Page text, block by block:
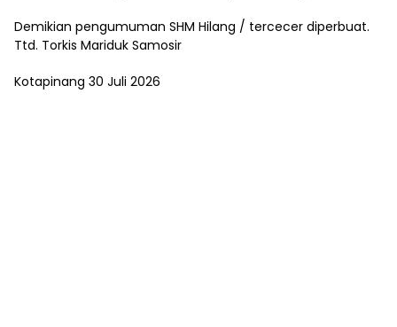
Demikian pengumuman SHM Hilang / tercecer diperbuat.
Ttd. Torkis Mariduk Samosir
Kotapinang 30 Juli 2026